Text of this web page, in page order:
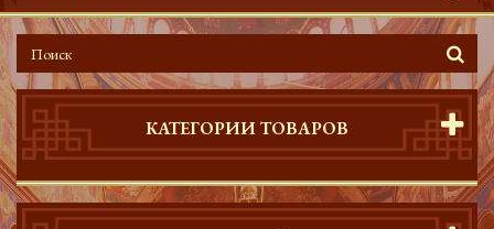
КАТЕГОРИИ ТОВАРОВ